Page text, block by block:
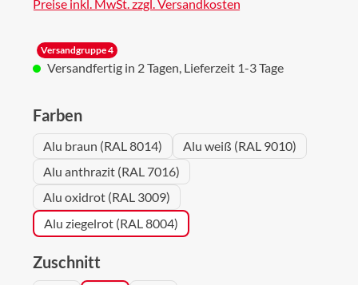
Preise inkl. MwSt. zzgl. Versandkosten
Versandgruppe 4
Versandfertig in 2 Tagen, Lieferzeit 1-3 Tage
Farbenauswählen
Alu braun (RAL 8014)
Alu weiß (RAL 9010)
Alu anthrazit (RAL 7016)
Alu oxidrot (RAL 3009)
Alu ziegelrot (RAL 8004)
Zuschnitt